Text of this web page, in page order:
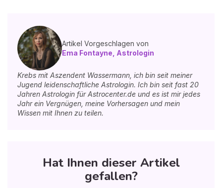
Artikel Vorgeschlagen von
Ema Fontayne, Astrologin
Krebs mit Aszendent Wassermann, ich bin seit meiner
Jugend leidenschaftliche Astrologin. Ich bin seit fast 20
Jahren Astrologin für Astrocenter.de und es ist mir jedes
Jahr ein Vergnügen, meine Vorhersagen und mein
Wissen mit Ihnen zu teilen.
Hat Ihnen dieser Artikel
gefallen?